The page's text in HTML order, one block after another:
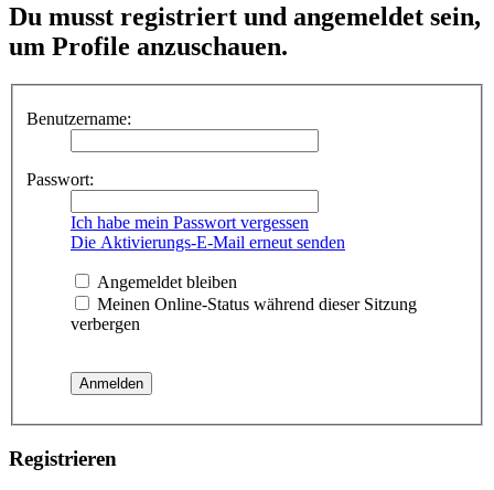
Du musst registriert und angemeldet sein,
um Profile anzuschauen.
Benutzername:
Passwort:
Ich habe mein Passwort vergessen
Die Aktivierungs-E-Mail erneut senden
Angemeldet bleiben
Meinen Online-Status während dieser Sitzung
verbergen
Registrieren